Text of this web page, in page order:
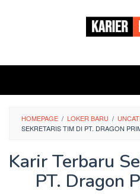
HOMEPAGE / LOKER BARU /
SEKRETARIS TIM DI PT. DRAGON
Karir Terbaru
PT. Dragon